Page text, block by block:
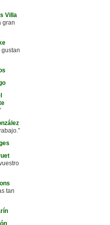
Villa
gran
gustan
tan